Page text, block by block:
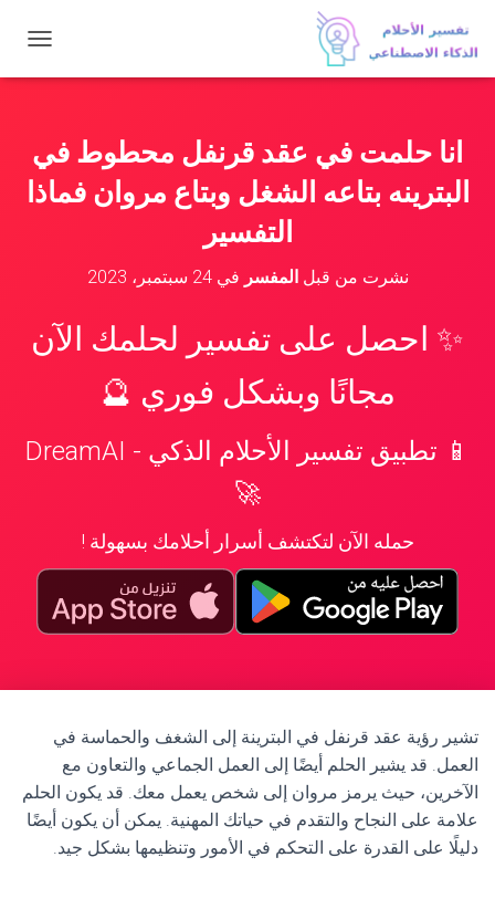
ب
ا
ل
ت
انا حلمت في عقد قرنفل محطوط في
البترينه بتاعه الشغل وبتاع مروان فماذا
التفسير
نشرت من قبلالمفسر في24 سبتمبر، 2023
✨ احصل على تفسير لحلمك الآن
مجانًا وبشكل فوري 🔮
📱 تطبيق تفسير الأحلام الذكي - DreamAI
🚀
حمله الآن لتكتشف أسرار أحلامك بسهولة !
تشير رؤية عقد قرنفل في البترينة إلى الشغف والحماسة في
العمل. قد يشير الحلم أيضًا إلى العمل الجماعي والتعاون مع
الآخرين، حيث يرمز مروان إلى شخص يعمل معك. قد يكون الحلم
علامة على النجاح والتقدم في حياتك المهنية. يمكن أن يكون أيضًا
دليلًا على القدرة على التحكم في الأمور وتنظيمها بشكل جيد.